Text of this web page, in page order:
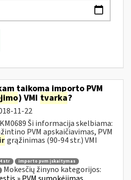
taikoma importo PVM
) VMI tvarka?
11-22
Ši informacija skelbiama:
PVM apskaičiavimas, PVM
irgrąžinimas (90-94 str.) VMI
str
importo pvm įskaitymas
Mokesčių žinyno kategorijos: